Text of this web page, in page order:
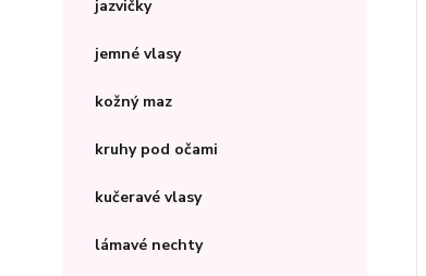
jazvičky
jemné vlasy
kožný maz
kruhy pod očami
kučeravé vlasy
lámavé nechty